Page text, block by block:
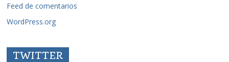
Feed de comentarios
WordPress.org
TWITTER